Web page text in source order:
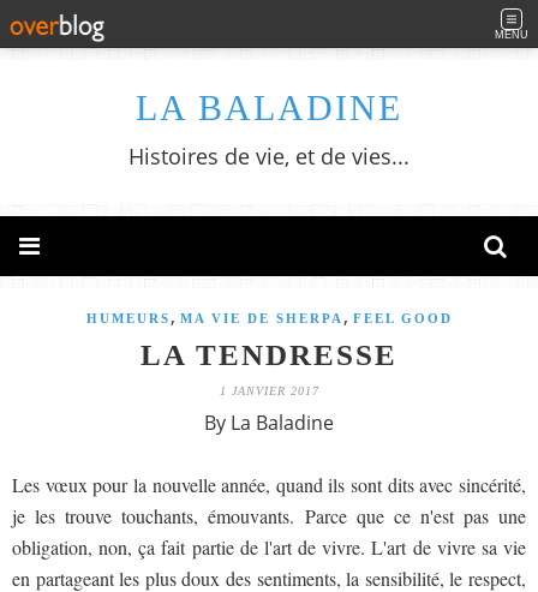
MENU
LA BALADINE
Histoires de vie, et de vies...
HUMEURS , MA VIE DE SHERPA , FEEL GOOD
LA TENDRESSE
1 JANVIER 2017
By La Baladine
Les vœux pour la nouvelle année, quand ils sont dits avec sincérité,
je les trouve touchants, émouvants. Parce que ce n'est pas une
obligation, non, ça fait partie de l'art de vivre. L'art de vivre sa vie
en partageant les plus doux des sentiments, la sensibilité, le respect,